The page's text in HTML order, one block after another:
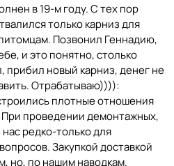
в 19-м году. С тех пор
только карниз для
Позвонил Геннадию,
и это понятно, столько
новый карниз, денег не
Отрабатываю)))):
плотные отношения
проведении демонтажных,
редко-только для
Закупкой доставкой
но, по нашим наводкам.